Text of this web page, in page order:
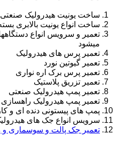
ساخت یونیت هیدرولیک صنعتی
ساخت انواع یونیت بالابری
تعمیر و سرویس انواع
میشود
تعمیر پرس های هیدرولیک
تعمیر گیوتین نورد
تعمیر پرس برک اره نواری
تعمیر تزریق پلاستیک
تعمیر پمپ هیدرولیک صنعتی
تعمیر پمپ هیدرولیک راهسازی
پمپ های پیستونی دنده ای و
سرویس انواع جک های
تعمیر جک پالت و سوسماری